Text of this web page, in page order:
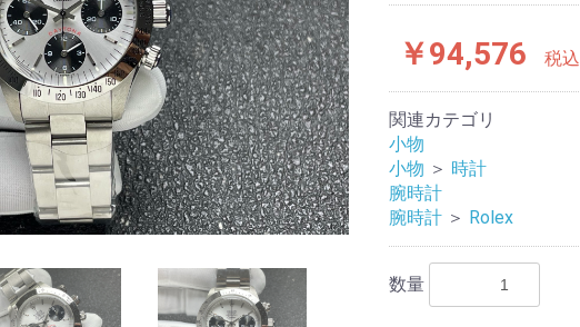
￥94,576 税込
関連カテゴリ
小物
小物 ＞ 時計
腕時計
腕時計 ＞ Rolex
数量